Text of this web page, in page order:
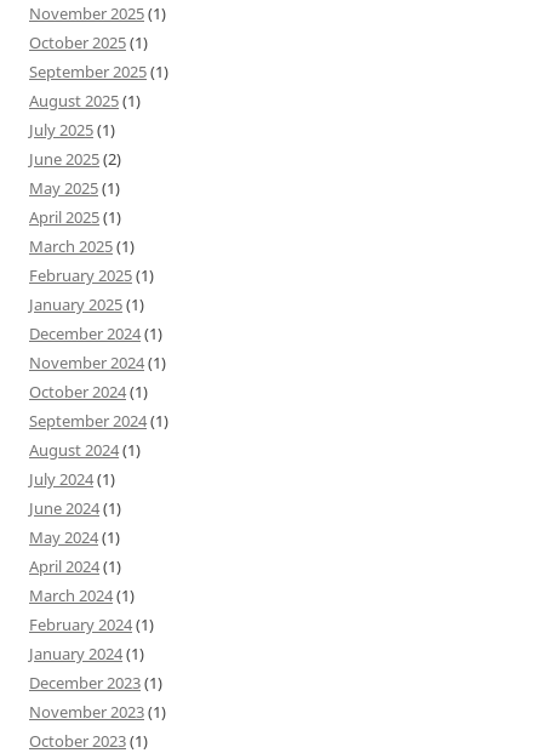
November 2025(1)
October 2025(1)
September 2025(1)
August 2025(1)
July 2025(1)
June 2025(2)
May 2025(1)
April 2025(1)
March 2025(1)
February 2025(1)
January 2025(1)
December 2024(1)
November 2024(1)
October 2024(1)
September 2024(1)
August 2024(1)
July 2024(1)
June 2024(1)
May 2024(1)
April 2024(1)
March 2024(1)
February 2024(1)
January 2024(1)
December 2023(1)
November 2023(1)
October 2023(1)